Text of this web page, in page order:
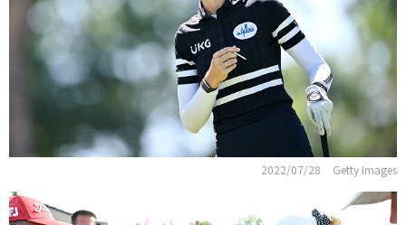
2022/07/28 Getty Images